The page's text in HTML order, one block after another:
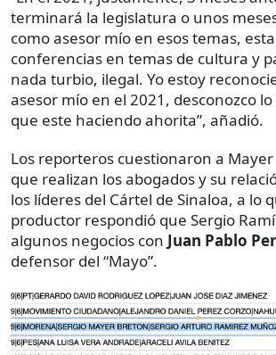
terminará la legislatura o unos
como asesor mío en esos temas,
conferencias en temas de cultura y
nada turbio, ilegal. Yo estoy
asesor mío en el 2021, desconozco
que este haciendo ahorita”, añadió.
Los reporteros cuestionaron a
que realizan los abogados y su
los líderes del Cártel de Sinaloa, a lo
productor respondió que Sergio
algunos negocios con Juan Pablo
defensor del “Mayo”.